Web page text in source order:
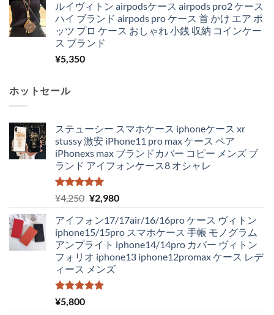
ルイヴィトン airpodsケース airpods pro2 ケース
ハイ ブランド airpods pro ケース 首 かけ エア ポ
ッツ プロ ケース おしゃれ 小銭 収納 コインケー
ス ブランド
¥5,350
ホットセール
ステューシー スマホケース iphoneケース xr
stussy 激安 iPhone11 pro max ケース ペア
iPhonexs max ブランドカバー コピー メンズ ブ
ランド アイフォンケース8 オシャレ
5段階中
5.00
の評価
¥4,250 元
価
格
は
¥4,250
で
し
¥2,980現
の
価
格
は
アイフォン17/17air/16/16pro ケース ヴィトン
iphone15/15pro スマホケース 手帳 モノグラム
アンプライト iphone14/14pro カバー ヴィトン
フォリオ iphone13 iphone12promax ケース レデ
ィース メンズ
5段階中
5.00
¥5,800